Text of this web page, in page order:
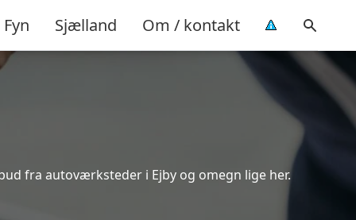
Fyn Sjælland Om / kontakt
fra autoværksteder i Ejby og omegn lige her.